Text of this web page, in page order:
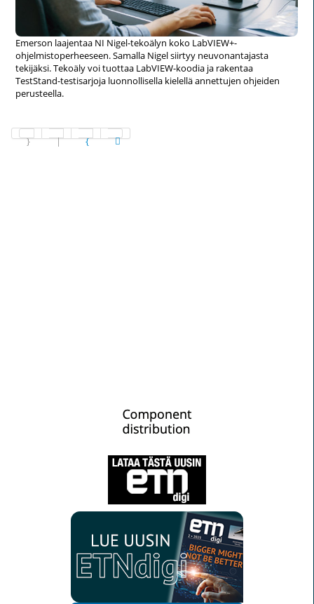
Emerson laajentaa NI Nigel-tekoälyn koko LabVIEW+-
ohjelmistoperheeseen. Samalla Nigel siirtyy neuvonantajasta
tekijäksi. Tekoäly voi tuottaa LabVIEW-koodia ja rakentaa
TestStand-testisarjoja luonnollisella kielellä annettujen ohjeiden
perusteella.